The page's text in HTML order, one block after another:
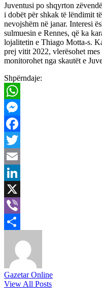
Juventusi po shqyrton
i dobët për shkak të lëndimit
nevojshëm në janar. Interesi
sulmuesin e Rennes, që ka
lojalitetin e Thiago Motta-s.
prej vitit 2022, vlerësohet
monitorohet nga skautët e
Shpërndaje:
WhatsApp
Messenger
Facebook
Twitter
Email
LinkedIn
X
Viber
Gazetar Online
View All Posts